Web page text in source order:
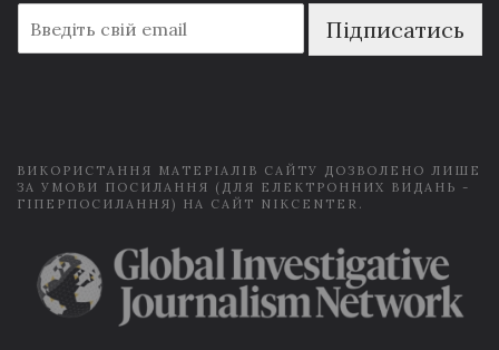
m
a
Підписатись
ВИКОРИСТАННЯ МАТЕРІАЛІВ САЙТУ ДОЗВОЛЕНО ЛИШЕ
ЗА УМОВИ ПОСИЛАННЯ (ДЛЯ ЕЛЕКТРОННИХ ВИДАНЬ -
ГІПЕРПОСИЛАННЯ) НА САЙТ NIKCENTER.